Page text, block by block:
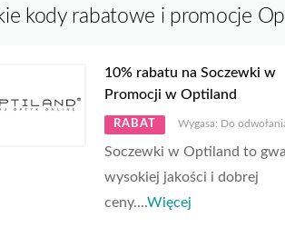
kody rabatowe i promocje
10% rabatu na Soczewki w
Promocji w Optiland
RABAT Wygasa: Do
Soczewki w Optiland to
wysokiej jakości i dobrej
ceny....Więcej